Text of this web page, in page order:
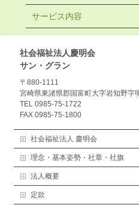
サービス内容
社会福祉法人慶明会
サン・グラン
〒880-1111
宮崎県東諸県郡国富町大字岩知野字
TEL 0985-75-1722
FAX 0985-75-1800
社会福祉法人 慶明会
理念・基本姿勢・社章・社旗
法人概要
定款